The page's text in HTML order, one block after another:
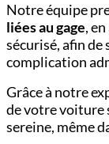
Notre équipe
liées au gage,
sécurisé, afin
complication
Grâce à notre
de votre voiture
sereine, même